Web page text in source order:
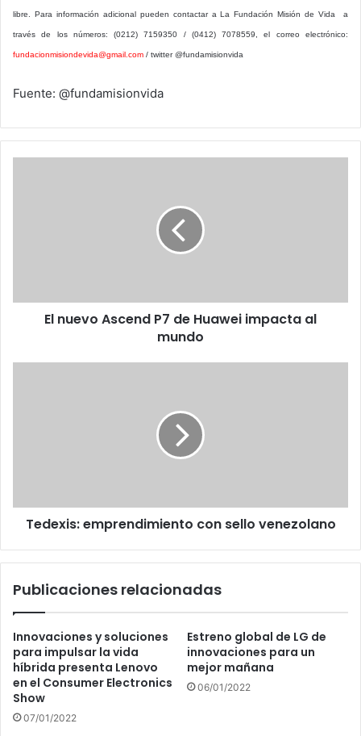
libre. Para información adicional pueden contactar a La Fundación Misión de Vida a
través de los números: (0212) 7159350 / (0412) 7078559, el correo electrónico:
fundacionmisiondevida@gmail.com / twitter @fundamisionvida
Fuente: @fundamisionvida
mundo
El nuevo Ascend P7 de Huawei impacta al
mundo
Tedexis: emprendimiento con sello venezolano
Publicaciones relacionadas
Innovaciones y soluciones
para impulsar la vida
híbrida presenta Lenovo
en el Consumer Electronics
Show
07/01/2022
Estreno global de LG de
innovaciones para un
mejor mañana
06/01/2022